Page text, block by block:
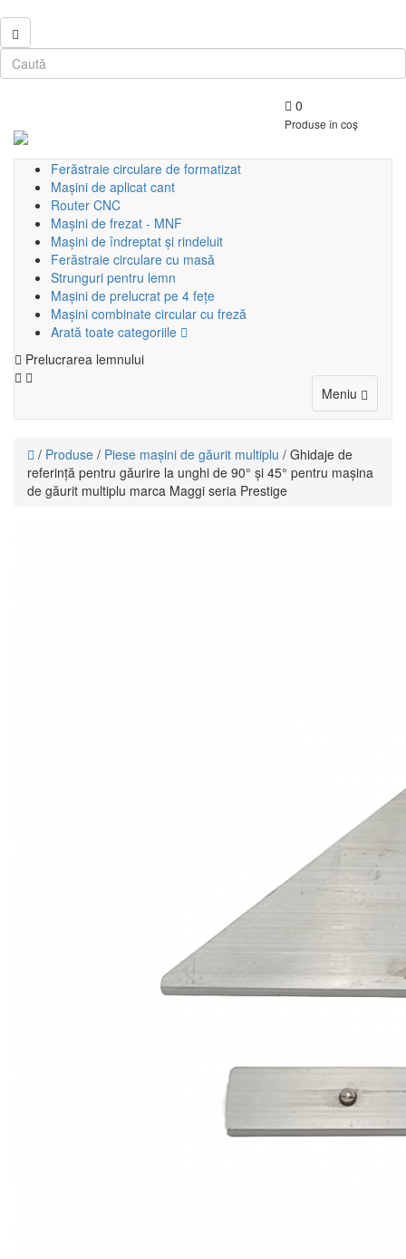
0
Produse în coș
Ferăstraie circulare de formatizat
Mașini de aplicat cant
Router CNC
Mașini de frezat - MNF
Mașini de îndreptat și rindeluit
Ferăstraie circulare cu masă
Strunguri pentru lemn
Mașini de prelucrat pe 4 fețe
Mașini combinate circular cu freză
Arată toate categoriile
Prelucrarea lemnului
Meniu Toggle
/ Produse / Piese mașini de găurit multiplu / Ghidaje de
referință pentru găurire la unghi de 90° și 45° pentru mașina
de găurit multiplu marca Maggi seria Prestige